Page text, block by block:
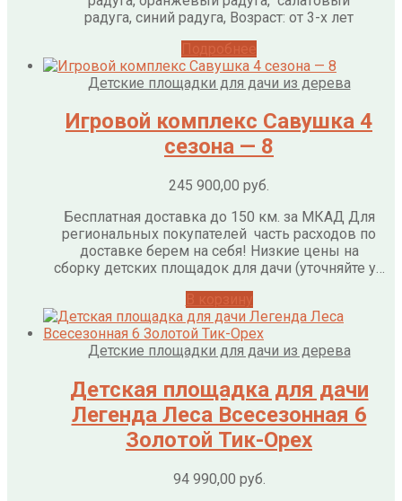
радуга, синий радуга, Возраст: от 3-х лет
Детские площадки для дачи из дерева
Игровой комплекс Савушка 4
сезона — 8
245 900,00 руб.
Бесплатная доставка до 150 км. за МКАД Для
региональных покупателей часть расходов по
доставке берем на себя! Низкие цены на
сборку детских площадок для дачи (уточняйте у…
Детские площадки для дачи из дерева
Детская площадка для дачи
Легенда Леса Всесезонная 6
Золотой Тик-Орех
94 990,00 руб.